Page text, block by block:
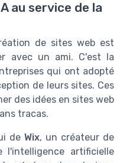
au service de la
de sites web est
avec un ami. C'est la
qui ont adopté
de leurs sites. Ces
des idées en sites web
tracas.
de Wix, un créateur de
artificielle